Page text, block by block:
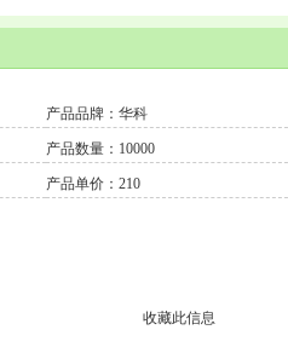
产品品牌：华科
产品数量：10000
产品单价：210
收藏此信息